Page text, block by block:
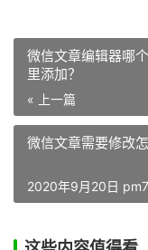
微信文章编辑器哪
里添加？
« 上一篇
微信文章需要修改
2020年9月20日